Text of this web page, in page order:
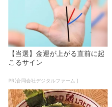
【当選】金運が上がる直前に起
こるサイン
PR(合同会社デジタルファーム )